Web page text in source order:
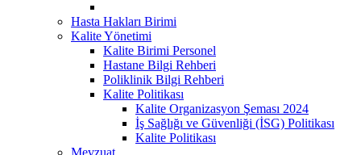
Hasta Hakları Birimi
Kalite Yönetimi
Kalite Birimi Personel
Hastane Bilgi Rehberi
Poliklinik Bilgi Rehberi
Kalite Politikası
Kalite Organizasyon Şeması 2024
İş Sağlığı ve Güvenliği (İSG) Politikası
Kalite Politikası
Mevzuat